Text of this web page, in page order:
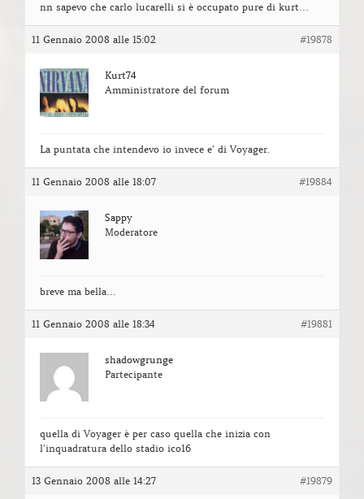
nn sapevo che carlo lucarelli si è occupato pure di kurt…
11 Gennaio 2008 alle 15:02 #19878
Kurt74
Amministratore del forum
La puntata che intendevo io invece e’ di Voyager.
11 Gennaio 2008 alle 18:07 #19884
Sappy
Moderatore
breve ma bella…
11 Gennaio 2008 alle 18:34 #19881
shadowgrunge
Partecipante
quella di Voyager è per caso quella che inizia con
l’inquadratura dello stadio ico16
13 Gennaio 2008 alle 14:27 #19879